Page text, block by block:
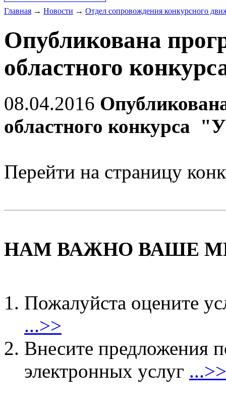
Главная → Новости → Отдел сопровождения конкурсного
Опубликована
областного
08.04.2016
областного конкурса
Перейти на страницу
НАМ ВАЖНО ВАШЕ
Пожалуйста оцените
...>>
Внесите предложения
электронных услуг ...>>